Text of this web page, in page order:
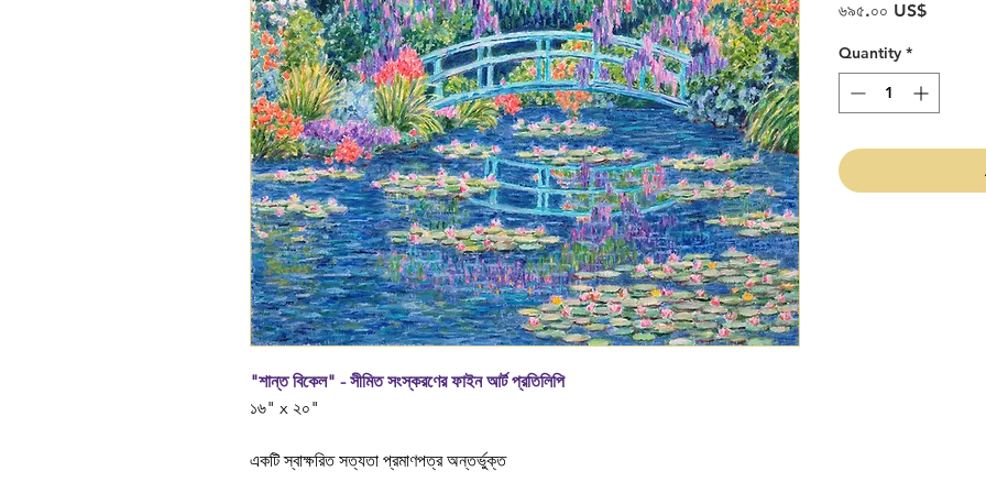
"শান্ত বিকেল" - সীমিত সংস্করণের ফাইন আর্ট প্রতিলিপি
১৬" x ২০"
একটি স্বাক্ষরিত সত্যতা প্রমাণপত্র অন্তর্ভুক্ত
৬৯৫.০০ US$Price
Quantity *